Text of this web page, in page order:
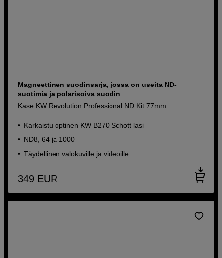
Magneettinen suodinsarja, jossa on useita ND-
suotimia ja polarisoiva suodin
Kase KW Revolution Professional ND Kit 77mm
Karkaistu optinen KW B270 Schott lasi
ND8, 64 ja 1000
Täydellinen valokuville ja videoille
349 EUR